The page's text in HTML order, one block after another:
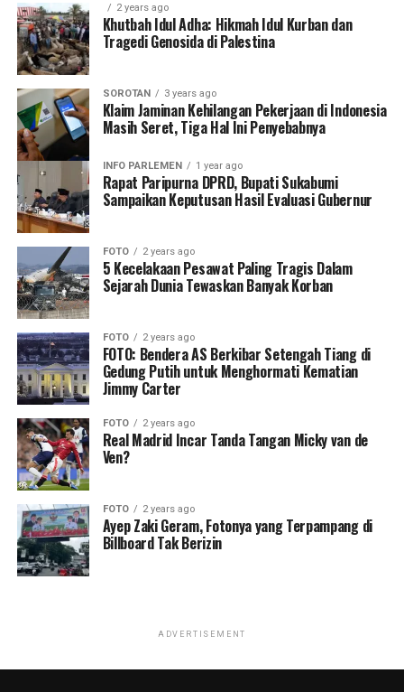
2 years ago
Khutbah Idul Adha: Hikmah Idul Kurban dan
Tragedi Genosida di Palestina
SOROTAN 3 years ago
Klaim Jaminan Kehilangan Pekerjaan di Indonesia
Masih Seret, Tiga Hal Ini Penyebabnya
INFO PARLEMEN 1 year ago
Rapat Paripurna DPRD, Bupati Sukabumi
Sampaikan Keputusan Hasil Evaluasi Gubernur
FOTO 2 years ago
5 Kecelakaan Pesawat Paling Tragis Dalam
Sejarah Dunia Tewaskan Banyak Korban
FOTO 2 years ago
FOTO: Bendera AS Berkibar Setengah Tiang di
Gedung Putih untuk Menghormati Kematian
Jimmy Carter
FOTO 2 years ago
Real Madrid Incar Tanda Tangan Micky van de
Ven?
FOTO 2 years ago
Ayep Zaki Geram, Fotonya yang Terpampang di
Billboard Tak Berizin
ADVERTISEMENT